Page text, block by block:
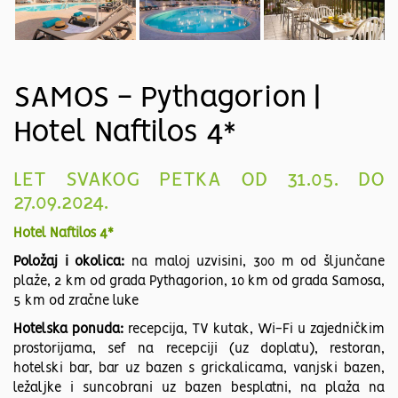
SAMOS - Pythagorion |
Hotel Naftilos 4*
LET SVAKOG PETKA OD 31.05. DO
27.09.2024.
Hotel Naftilos 4*
Položaj i okolica: na maloj uzvisini, 300 m od šljunčane
plaže, 2 km od grada Pythagorion, 10 km od grada Samosa,
5 km od zračne luke
Hotelska ponuda: recepcija, TV kutak, Wi-Fi u zajedničkim
prostorijama, sef na recepciji (uz doplatu), restoran,
hotelski bar, bar uz bazen s grickalicama, vanjski bazen,
ležaljke i suncobrani uz bazen besplatni, na plaža na